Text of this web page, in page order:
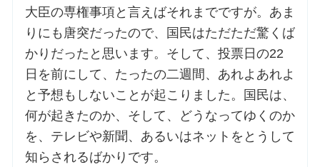
大臣の専権事項と言えばそれまでですが。あま
りにも唐突だったので、国民はただただ驚くば
かりだったと思います。そして、投票日の22
日を前にして、たったの二週間、あれよあれよ
と予想もしないことが起こりました。国民は、
何が起きたのか、そして、どうなってゆくのか
を、テレビや新聞、あるいはネットをとうして
知らされるばかりです。